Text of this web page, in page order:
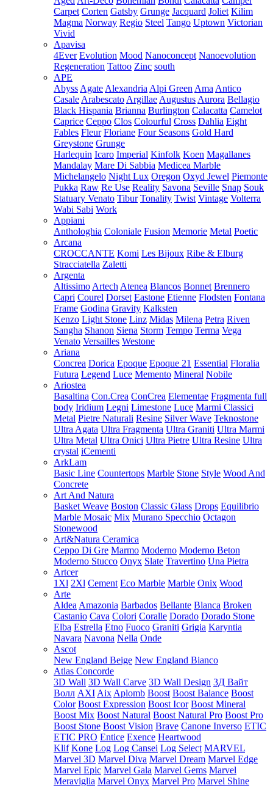
Carpet Corten Gatsby Grunge Jacquard Joliet Kilim
Magma Norway Regio Steel Tango Uptown Victorian
Vivid
Apavisa
4Ever Evolution Mood Nanoconcept Nanoevolution
Regeneration Tattoo Zinc south
APE
Abyss Agate Alexandria Alpi Green Ama Antico
Casale Arabescato Argillae Augustus Aurora Bellagio
Black Hispania Brianna Burlington Calacatta Camelot
Caprice Ceppo Clos Colourful Cross Dahlia Eight
Fables Fleur Floriane Four Seasons Gold Hard
Greystone Grunge
Harlequin Icaro Imperial Kinfolk Koen Magallanes
Mandalay Mare Di Sabbia Medicea Marble
Michelangelo Night Lux Oregon Oxyd Jewel Piemonte
Pukka Raw Re Use Reality Savona Seville Snap Souk
Statuary Venato Tibur Tonality Twist Vintage Volterra
Wabi Sabi Work
Appiani
Anthologhia Coloniale Fusion Memorie Metal Poetic
Arcana
CROCCANTE Komi Les Bijoux Ribe & Elburg
Stracciatella Zaletti
Argenta
Altissimo Artech Atenea Blancos Bonnet Brennero
Capri Courel Dorset Eastone Etienne Flodsten Fontana
Frame Godina Gravity Kalksten
Kenzo Light Stone Linz Midas Milena Petra Riven
Sangha Shanon Siena Storm Tempo Terma Vega
Venato Versailles Westone
Ariana
Concrea Dorica Epoque Epoque 21 Essential Floralia
Futura Legend Luce Memento Mineral Nobile
Ariostea
Basaltina Con.Crea ConCrea Elementae Fragmenta full
body Iridium Legni Limestone Luce Marmi Classici
Metal Pietre Naturali Resine Silver Wave Teknostone
Ultra Agata Ultra Fragmenta Ultra Graniti Ultra Marmi
Ultra Metal Ultra Onici Ultra Pietre Ultra Resine Ultra
crystal iCementi
ArkLam
Basic Line Countertops Marble Stone Style Wood And
Concrete
Art And Natura
Basket Weave Boston Classic Glass Drops Equilibrio
Marble Mosaic Mix Murano Specchio Octagon
Stonewood
Art&Natura Ceramica
Ceppo Di Gre Marmo Moderno Moderno Beton
Moderno Stucco Onyx Slate Travertino Una Pietra
Artcer
1Xl 2Xl Cement Eco Marble Marble Onix Wood
Arte
Aldea Amazonia Barbados Bellante Blanca Broken
Castanio Cava Colori Coralle Dorado Dorado Stone
Elba Estrella Etno Fuoco Graniti Grigia Karyntia
Navara Navona Nella Onde
Ascot
New England Beige New England Bianco
Atlas Concorde
3D Wall 3D Wall Carve 3D Wall Design 3Д Вайт
Волл AXI Aix Aplomb Boost Boost Balance Boost
Color Boost Expression Boost Icor Boost Mineral
Boost Mix Boost Natural Boost Natural Pro Boost Pro
Boost Stone Boost Vision Brave Canone Inverso ETIC
ETIC PRO Entice Exence Heartwood
Klif Kone Log Log Cansei Log Select MARVEL
Marvel 3D Marvel Diva Marvel Dream Marvel Edge
Marvel Epic Marvel Gala Marvel Gems Marvel
Meraviglia Marvel Onyx Marvel Pro Marvel Shine